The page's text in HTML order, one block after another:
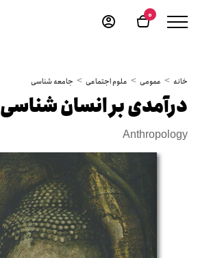
0
خانه عمومی علوم اجتماعی جامعه شناسی
درآمدی بر انسان شناسی
Anthropology